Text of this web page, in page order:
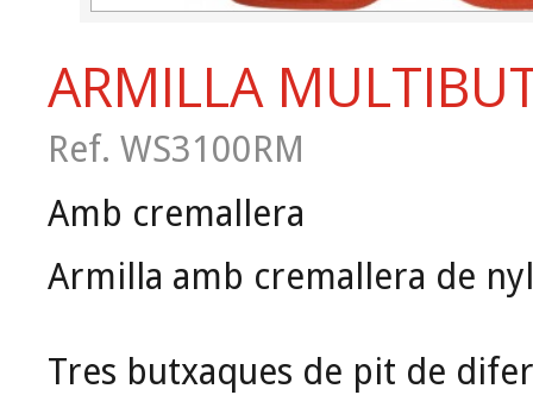
ARMILLA
Ref. WS3100RM
Amb cremallera
Armilla amb cremallera de
Tres butxaques de pit de